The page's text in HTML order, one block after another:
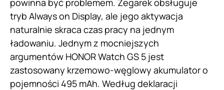
tryb Always on Display, ale jego aktywacja
naturalnie skraca czas pracy na jednym
ładowaniu. Jednym z mocniejszych
argumentów HONOR Watch GS 5 jest
zastosowany krzemowo-węglowy akumulator o
pojemności 495 mAh. Według deklaracji